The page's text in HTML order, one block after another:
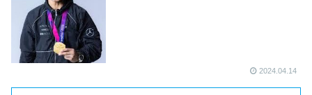
2024.04.14